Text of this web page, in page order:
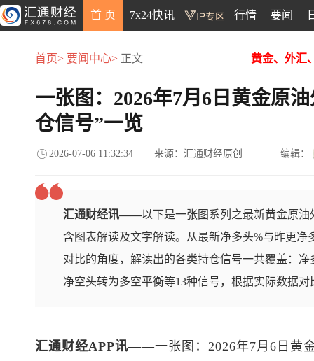
首 页 7x24快讯 行情 要闻
首页> 要闻中心> 正文 黄金、外汇
一张图：2026年7月6日黄金原
仓信号”一览
2026-07-06 11:32:34 来源：汇通财经原创 编辑：
汇通财经讯——以下是一张图系列之最新黄金原
含图表解读及文字解读。从最新净多头%与昨更
对比的角度，解读出的各类持仓信号一共覆盖：
净空头转为多空平衡等13种信号，根据实际数据
汇通财经APP讯——一张图：2026年7月6日黄